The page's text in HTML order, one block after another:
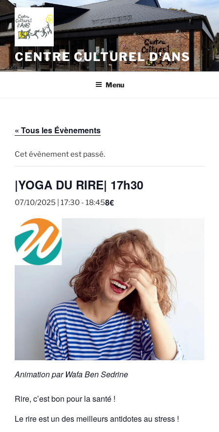
Aller
au
contenu
principal
CENTRE CULTUREL D'ANS
Menu
« Tous les Évènements
Cet évènement est passé.
|YOGA DU RIRE| 17h30
07/10/2025 | 17:30 - 18:458€
Animation par Wafa Ben Sedrine
Rire, c’est bon pour la santé !
Le rire est un des meilleurs antidotes au stress !